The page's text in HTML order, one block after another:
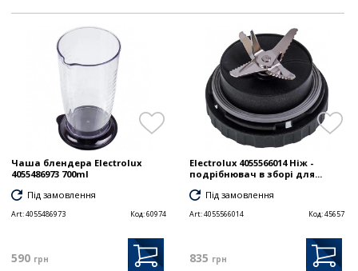
Чаша блендера Electrolux
4055486973 700ml
Під замовлення
Art:4055486973 Код:60974
590 грн
Electrolux 4055566014 Ніж -
подрібнювач в зборі для...
Під замовлення
Art:4055566014 Код:45657
835 грн